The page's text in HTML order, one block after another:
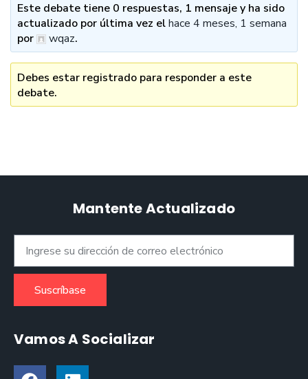
Este debate tiene 0 respuestas, 1 mensaje y ha sido
actualizado por última vez elhace 4 meses, 1 semana
por
wqaz.
Debes estar registrado para responder a este
debate.
Mantente Actualizado
Suscríbase
Vamos A Socializar